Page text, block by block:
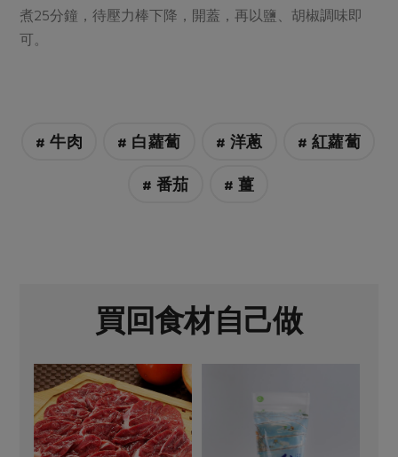
優惠專區
高麗菜海鮮煎餅
煮25分鐘，待壓力棒下降，開蓋，再以鹽、胡椒調味即
可。
# 牛肉 # 白蘿蔔 # 洋蔥 # 紅蘿蔔
# 番茄 # 薑
買回食材自己做